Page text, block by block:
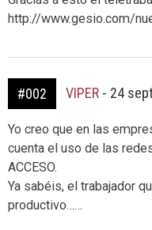
http://www.gesio.com/
#002 VIPER - 24
Yo creo que en las
cuenta el uso de las
ACCESO.
Ya sabéis, el trabajador
productivo……